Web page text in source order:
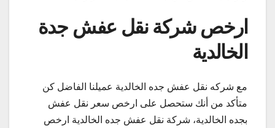
ارخص شركة نقل عفش جدة
الخالدية
مع شركه نقل عفش جده الخالدية عميلنا الفاضل كن
متأكد من أنك ستحصل على ارخص سعر نقل عفش
بجده الخالدية، شركة نقل عفش جده الخالدية ارخص